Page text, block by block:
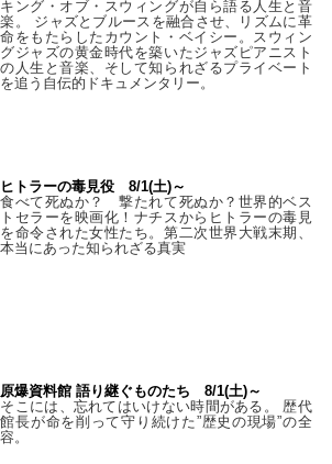
キング・オブ・スウィングが自ら語る人生と音
楽。 ジャズとブルースを融合させ、リズムに革
命をもたらしたカウント・ベイシー。スウィン
グジャズの黄金時代を築いたジャズピアニスト
の人生と音楽、そして知られざるプライベート
を追う自伝的ドキュメンタリー。
ヒトラーの毒見役 8/1(土)～
食べて死ぬか？ 撃たれて死ぬか？世界的ベス
トセラーを映画化！ナチスからヒトラーの毒見
を命令された女性たち。第二次世界大戦末期、
本当にあった知られざる真実
原爆資料館 語り継ぐものたち 8/1(土)～
そこには、忘れてはいけない時間がある。 歴代
館長が命を削って守り続けた”歴史の現場”の全
容。